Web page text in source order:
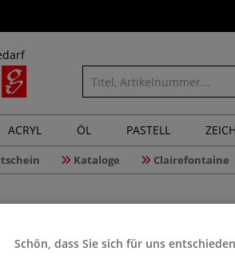
ACRYL ÖL PASTELL
Kataloge Clairefontaine
Schön, dass Sie sich für uns